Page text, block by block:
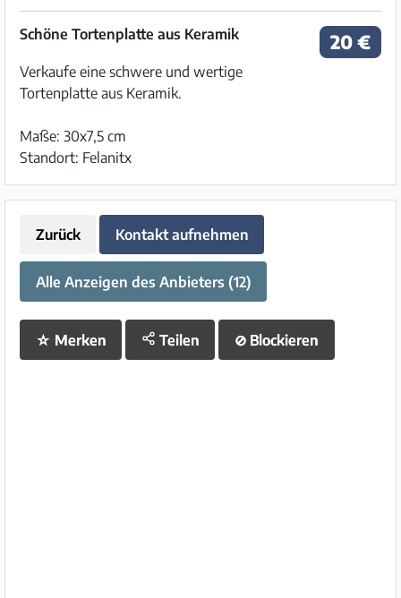
20 €
Schöne Tortenplatte aus Keramik
Verkaufe eine schwere und wertige
Tortenplatte aus Keramik.
Maße: 30x7,5 cm
Standort: Felanitx
Zurück Kontakt aufnehmen
Alle Anzeigen des Anbieters (12)
☆ Merken Teilen ⊘ Blockieren